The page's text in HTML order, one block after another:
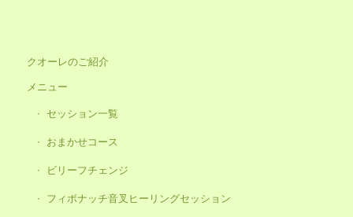
クオーレのご紹介
メニュー
セッション一覧
おまかせコース
ビリーフチェンジ
フィボナッチ音叉ヒーリングセッション